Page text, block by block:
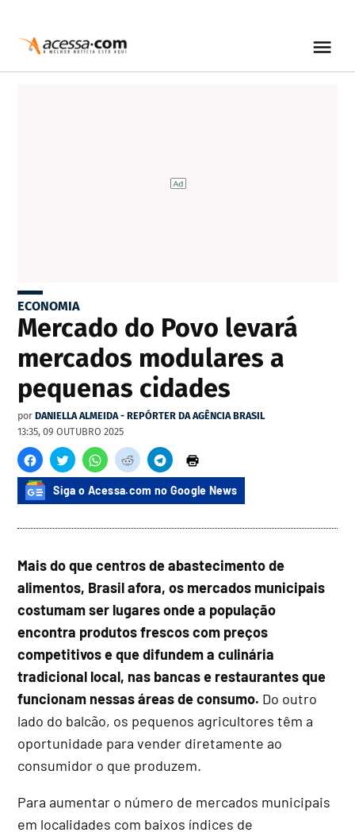
ECONOMIA
Mercado do Povo levará
mercados modulares a
pequenas cidades
por DANIELLA ALMEIDA - REPÓRTER DA AGÊNCIA BRASIL
13:35, 09 OUTUBRO 2025
Siga o Acessa.com no Google News
Mais do que centros de abastecimento de
alimentos, Brasil afora, os mercados municipais
costumam ser lugares onde a população
encontra produtos frescos com preços
competitivos e que difundem a culinária
tradicional local, nas bancas e restaurantes que
funcionam nessas áreas de consumo. Do outro
lado do balcão, os pequenos agricultores têm a
oportunidade para vender diretamente ao
consumidor o que produzem.
Para aumentar o número de mercados municipais
em localidades com baixos índices de